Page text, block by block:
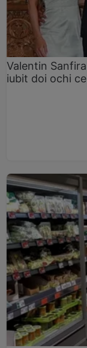
Valentin
iubit doi ochi